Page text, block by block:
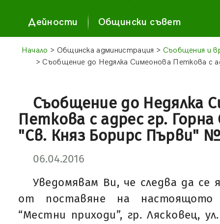
Дейности Общински съвет
Начало > Общинска администрация > Съобщения и
> Съобщение до Недялка Симеонова Петкова с
Съобщение до Недялка
Петкова с адрес гр. Горна
"Св. Княз Борирс Първи" №
06.04.2016
Уведомявам Ви, че следва да се
от поставяне на
“Местни приходи”, гр. Лясковец,